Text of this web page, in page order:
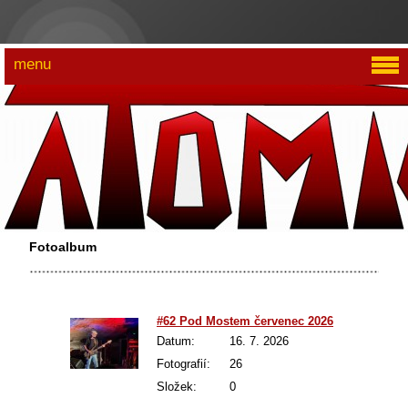
Fotoalbum
#62 Pod Mostem červenec 2026
Datum:
16. 7. 2026
Fotografií:
26
Složek:
0
menu